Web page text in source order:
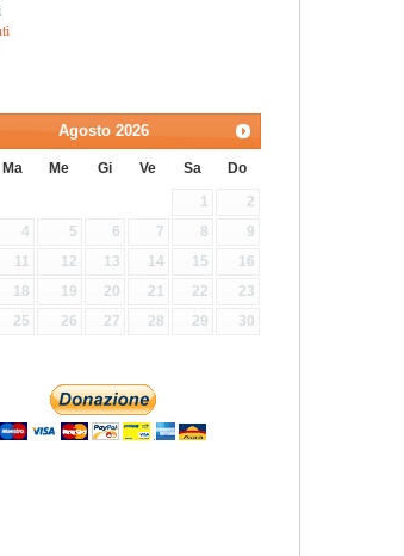
Agosto 2026
Ma Me Gi Ve Sa Do
1
2
4 5 6 7 8
9
11 12 13 14 15
16
18 19 20 21 22
23
25 26 27 28 29
30